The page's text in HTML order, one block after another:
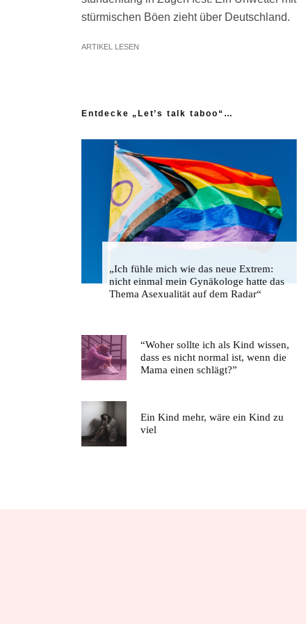
stürmischen Böen zieht über Deutschland.
ARTIKEL LESEN
Entdecke „Let’s talk taboo“…
„Ich fühle mich wie das neue Extrem:
nicht einmal mein Gynäkologe hatte das
Thema Asexualität auf dem Radar“
“Woher sollte ich als Kind wissen,
dass es nicht normal ist, wenn die
Mama einen schlägt?”
Ein Kind mehr, wäre ein Kind zu
viel